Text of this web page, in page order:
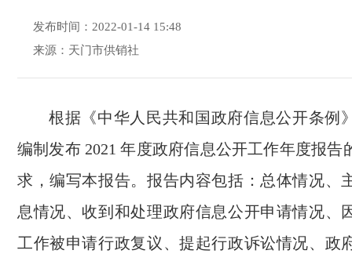
发布时间：2022-01-14 15:48
来源：天门市供销社
根据《中华人民共和国政府信息公开条例
编制发布 2021 年度政府信息公开工作年度报告
求，编写本报告。报告内容包括：总体情况、
息情况、收到和处理政府信息公开申请情况、
工作被申请行政复议、提起行政诉讼情况、政